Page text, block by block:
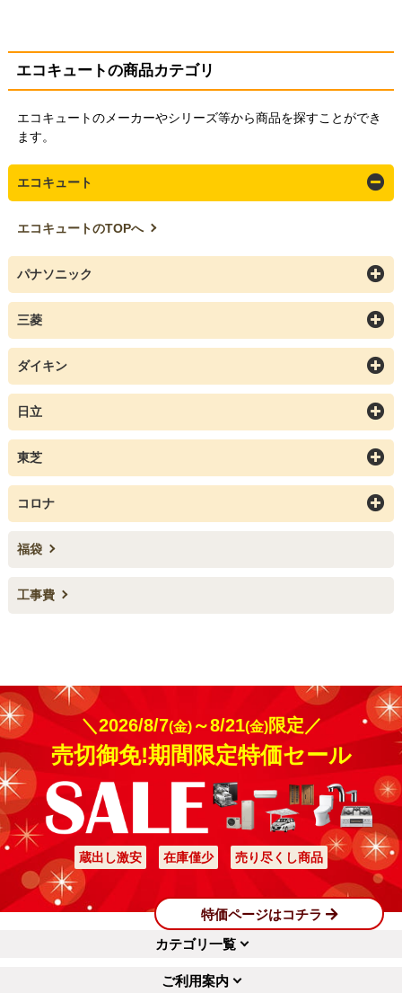
エコキュートの商品カテゴリ
エコキュートのメーカーやシリーズ等から商品を探すことができ
ます。
エコキュート
エコキュートのTOPへ
パナソニック
三菱
ダイキン
日立
東芝
コロナ
福袋
工事費
＼2026/8/7(金)～8/21(金)限定／
売切御免!期間限定特価セール
蔵出し激安 在庫僅少 売り尽くし商品
特価ページはコチラ
カテゴリ一覧
ご利用案内